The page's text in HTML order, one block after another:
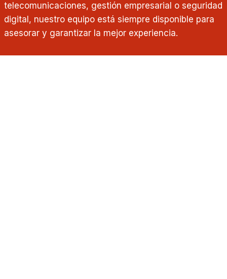
telecomunicaciones, gestión empresarial o seguridad
digital, nuestro equipo está siempre disponible para
asesorar y garantizar la mejor experiencia.